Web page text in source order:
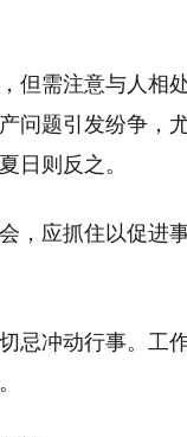
但需注意与人相
问题引发纷争，
日则反之。
，应抓住以促进
忌冲动行事。工